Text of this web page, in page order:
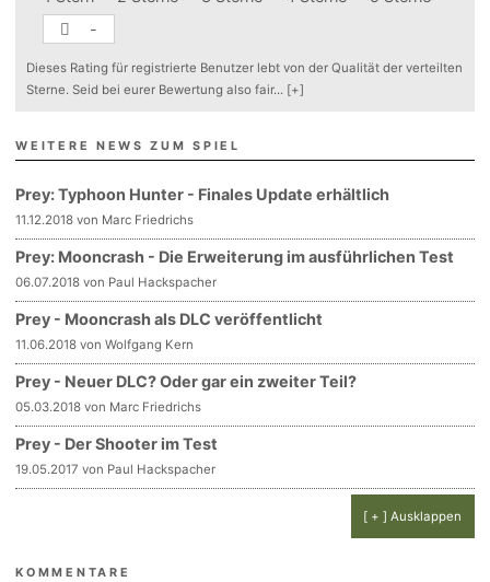
-
Dieses Rating für registrierte Benutzer lebt von der Qualität der verteilten
Sterne. Seid bei eurer Bewertung also fair... [+]
WEITERE NEWS ZUM SPIEL
Prey: Typhoon Hunter - Finales Update erhältlich
11.12.2018 von Marc Friedrichs
Prey: Mooncrash - Die Erweiterung im ausführlichen Test
06.07.2018 von Paul Hackspacher
Prey - Mooncrash als DLC veröffentlicht
11.06.2018 von Wolfgang Kern
Prey - Neuer DLC? Oder gar ein zweiter Teil?
05.03.2018 von Marc Friedrichs
Prey - Der Shooter im Test
19.05.2017 von Paul Hackspacher
[ + ] Ausklappen
KOMMENTARE